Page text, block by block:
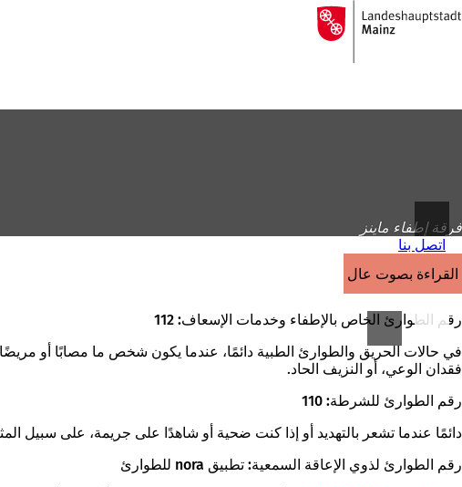
الانتقال إلى المحتوى
إلى
الصفحة
فرقة إطفاء ماينز
اتصل بنا
القراءة بصوت عالٍ
رقم الطوارئ الخاص بالإطفاء وخدمات الإسعاف: 112
في حالات الحريق والطوارئ الطبية دائمًا، عندما يكون شخص ما مصابًا أو
فقدان الوعي، أو النزيف الحاد.
رقم الطوارئ للشرطة: 110
دائمًا عندما تشعر بالتهديد أو إذا كنت ضحية أو شاهدًا على جريمة، على سبيل
رقم الطوارئ لذوي الإعاقة السمعية: تطبيق nora للطوارئ